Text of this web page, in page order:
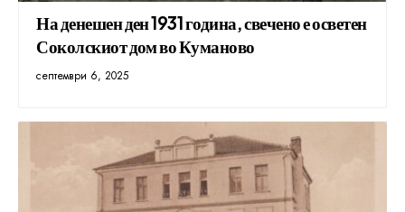
На денешен ден 1931 година, свечено е осветен
Соколскиот дом во Куманово
септември 6, 2025